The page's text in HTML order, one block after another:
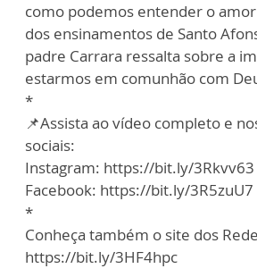
como podemos entender o
dos ensinamentos de Santo
padre Carrara ressalta sobre a
estarmos em comunhão com
*
📌Assista ao vídeo completo e
sociais:
Instagram: https://bit.ly/3Rkvv63
Facebook: https://bit.ly/3R5zuU7
*
Conheça também o site dos
https://bit.ly/3HF4hpc